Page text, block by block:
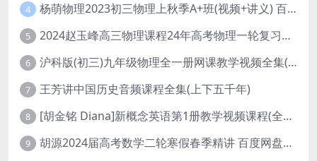
4 杨萌物理2023初三物理上秋季A+班(视频+讲义) 百度网盘分享
5 2024赵玉峰高三物理课程24年高考物理一轮复习网课教程
6 沪科版(初三)九年级物理全一册网课教学视频全集(录播版 杜春雨 66讲)
7 王芳讲中国历史音频课程全集(上下五千年)
8 [胡金铭 Diana]新概念英语第1册教学视频课程(全集 百度网盘下载)
9 胡源2024届高考数学二轮寒假春季精讲 百度网盘分享